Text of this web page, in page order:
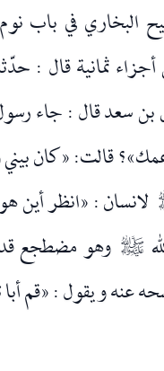
البخاري في باب
ثمانية قال :
سعد قال : جاء
قالت: «كان
لانسان : «انظر أين
صلى‌الله‌عليه‌وآله وهو مضطجع
عنه ويقول : «قم